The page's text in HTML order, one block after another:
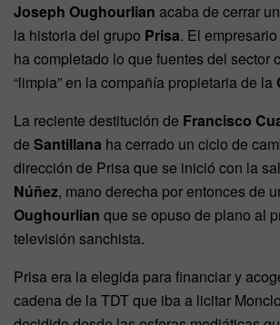
Joseph Oughourlian acaba de cerrar
la historia del grupo Prisa. El
ha completado lo que fuentes del sector
“limpia” en la compañía propietaria de la
La reciente destitución de Francisco
de Santillana ha cerrado un ciclo de
dirección de Prisa que se inició con la
Núñez, mano derecha por entonces de
Oughourlian que se opuso de plano al
televisión sanchista.
Prisa era la elegida para financiar y
cadena de la TDT que iba a licitar